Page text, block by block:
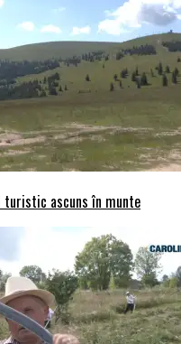
turistic ascuns în munte